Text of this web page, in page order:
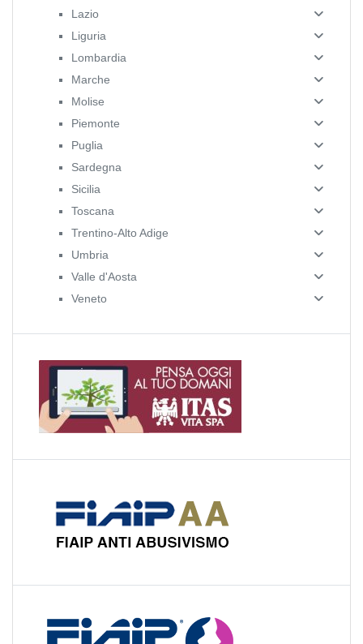
Lazio
Liguria
Lombardia
Marche
Molise
Piemonte
Puglia
Sardegna
Sicilia
Toscana
Trentino-Alto Adige
Umbria
Valle d'Aosta
Veneto